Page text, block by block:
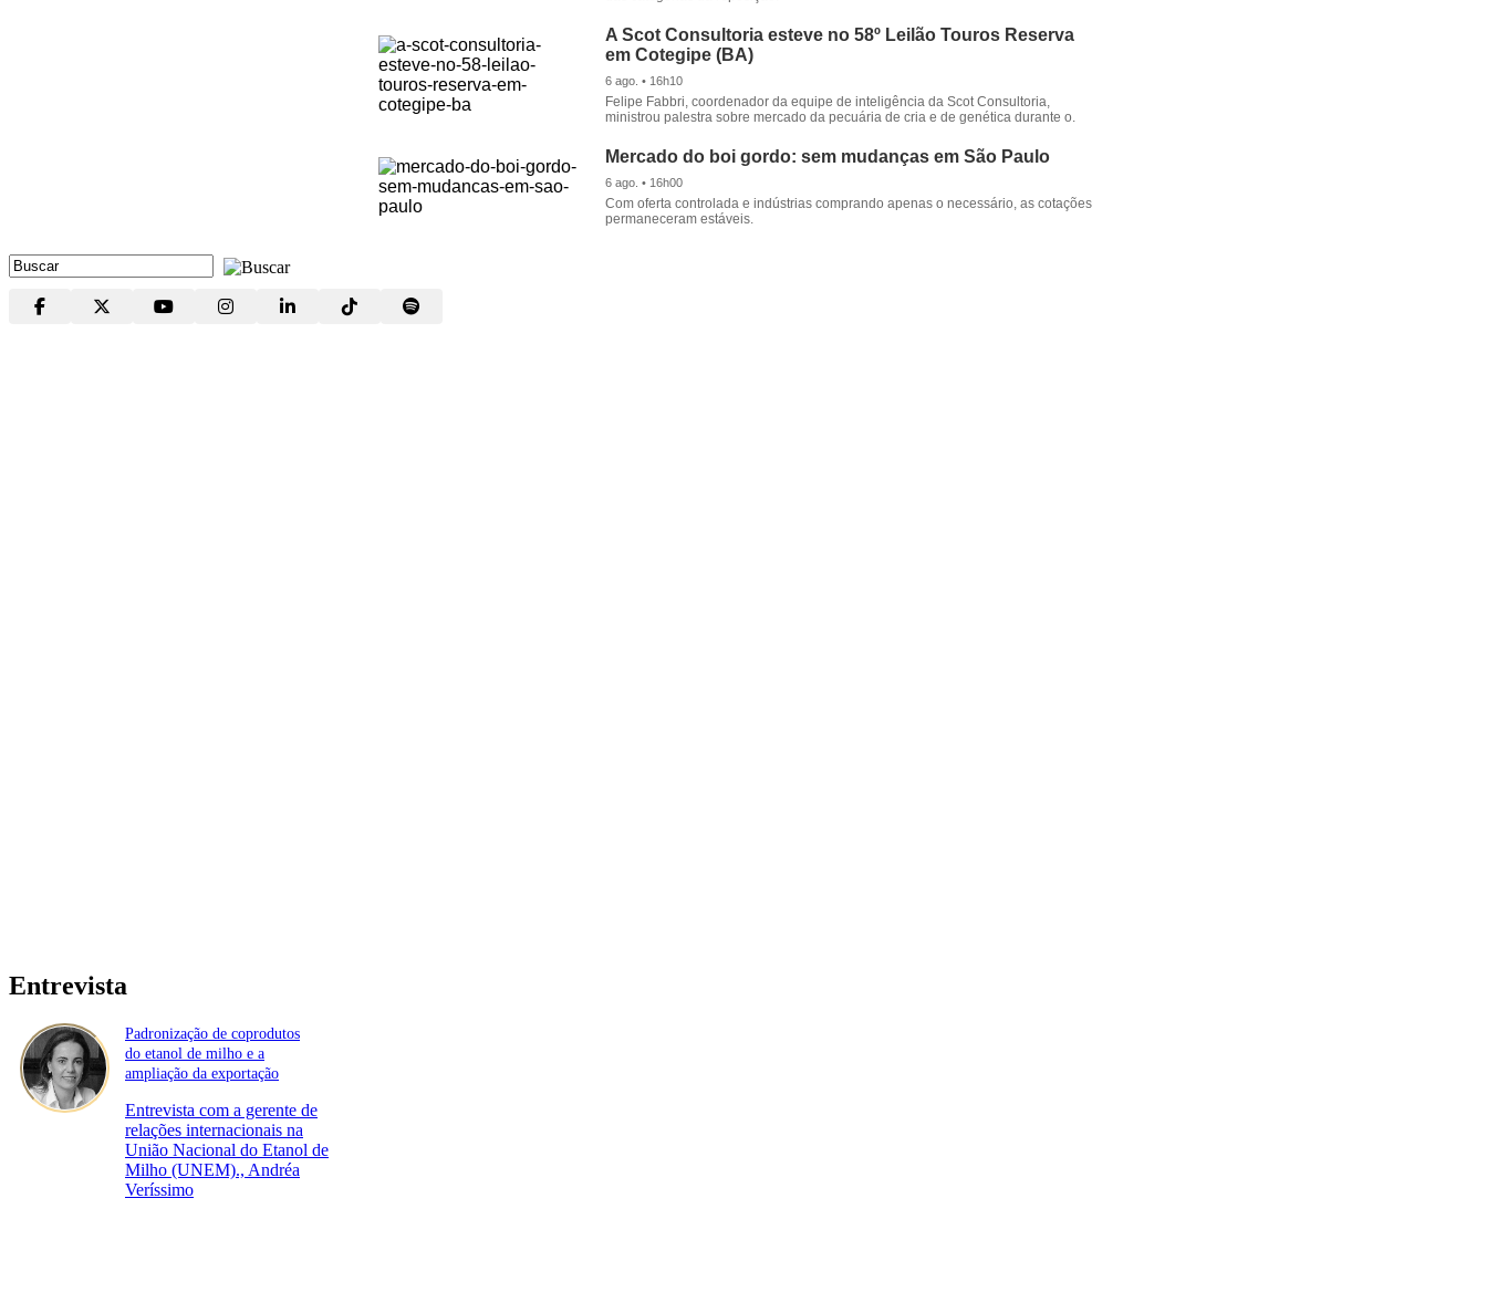
A Scot Consultoria esteve no 58º Leilão Touros Reserva
em Cotegipe (BA)
6 ago. • 16h10
Felipe Fabbri, coordenador da equipe de inteligência da Scot Consultoria,
ministrou palestra sobre mercado da pecuária de cria e de genética durante o.
Mercado do boi gordo: sem mudanças em São Paulo
6 ago. • 16h00
Com oferta controlada e indústrias comprando apenas o necessário, as cotações
permaneceram estáveis.
Entrevista
Padronização de coprodutos
do etanol de milho e a
ampliação da exportação
Entrevista com a gerente de
relações internacionais na
União Nacional do Etanol de
Milho (UNEM)., Andréa
Veríssimo